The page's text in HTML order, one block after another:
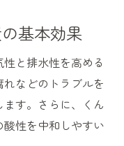
基本効果
と排水性を高める
などのトラブルを
す。さらに、くん
性を中和しやすい